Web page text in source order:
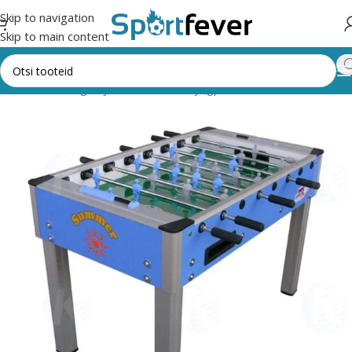
Skip to navigation
Skip to main content
Lauamängud ja vahendid Lauajalgpall Klassikalised lauad